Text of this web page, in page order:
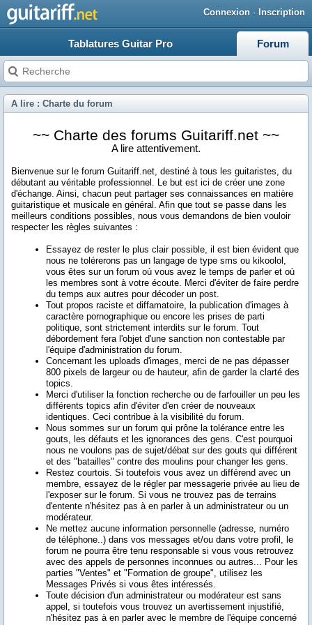
Connexion · Inscription
Tablatures Guitar Pro Forum
A lire : Charte du forum
~~ Charte des forums Guitariff.net ~~
A lire attentivement.
Bienvenue sur le forum Guitariff.net, destiné à tous les guitaristes, du
débutant au véritable professionnel. Le but est ici de créer une zone
d'échange. Ainsi, chacun peut partager ses connaissances en matière
guitaristique et musicale en général. Afin que tout se passe dans les
meilleurs conditions possibles, nous vous demandons de bien vouloir
respecter les règles suivantes :
Essayez de rester le plus clair possible, il est bien évident que
nous ne tolérerons pas un langage de type sms ou kikoolol,
vous êtes sur un forum où vous avez le temps de parler et où
les membres sont à votre écoute. Merci d'éviter de faire perdre
du temps aux autres pour décoder un post.
Tout propos raciste et diffamatoire, la publication d'images à
caractère pornographique ou encore les prises de parti
politique, sont strictement interdits sur le forum. Tout
débordement fera l'objet d'une sanction non contestable par
l'équipe d'administration du forum.
Concernant les uploads d'images, merci de ne pas dépasser
800 pixels de largeur ou de hauteur, afin de garder la clarté des
topics.
Merci d'utiliser la fonction recherche ou de farfouiller un peu les
différents topics afin d'éviter d'en créer de nouveaux
identiques. Ceci contribue à la visibilité du forum.
Nous sommes sur un forum qui prône la tolérance entre les
gouts, les défauts et les ignorances des gens. C'est pourquoi
nous ne voulons pas de sujet/débat sur des gouts qui différent
et des "batailles" contre des moulins pour changer les gens.
Restez courtois. Si toutefois vous avez un différend avec un
membre, essayez de le régler par messagerie privée au lieu de
l'exposer sur le forum. Si vous ne trouvez pas de terrains
d'entente n'hésitez pas à en parler à un administrateur ou un
modérateur.
Ne mettez aucune information personnelle (adresse, numéro
de téléphone..) dans vos messages et/ou dans votre profil, le
forum ne pourra être tenu responsable si vous vous retrouvez
avec des appels de personnes inconnues ou autres... Pour les
parties "Ventes" et "Formation de groupe", utilisez les
Messages Privés si vous êtes intéressés.
Toute décision d'un administrateur ou modérateur est sans
appel, si toutefois vous trouvez un avertissement injustifié,
n'hésitez pas à en parler avec le membre de l'équipe concerné